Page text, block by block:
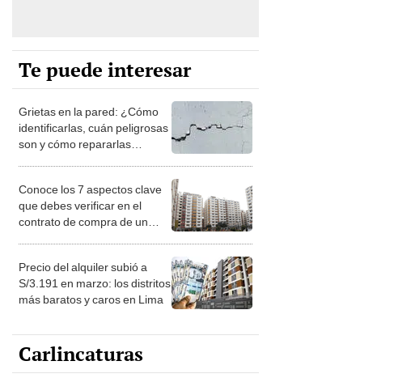
Te puede interesar
Grietas en la pared: ¿Cómo
identificarlas, cuán peligrosas
son y cómo repararlas
Conoce los 7 aspectos clave
que debes verificar en el
contrato de compra de un
Precio del alquiler subió a
S/3.191 en marzo: los distritos
más baratos y caros en Lima
Carlincaturas